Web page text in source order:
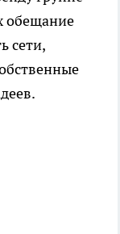
обещание
сети,